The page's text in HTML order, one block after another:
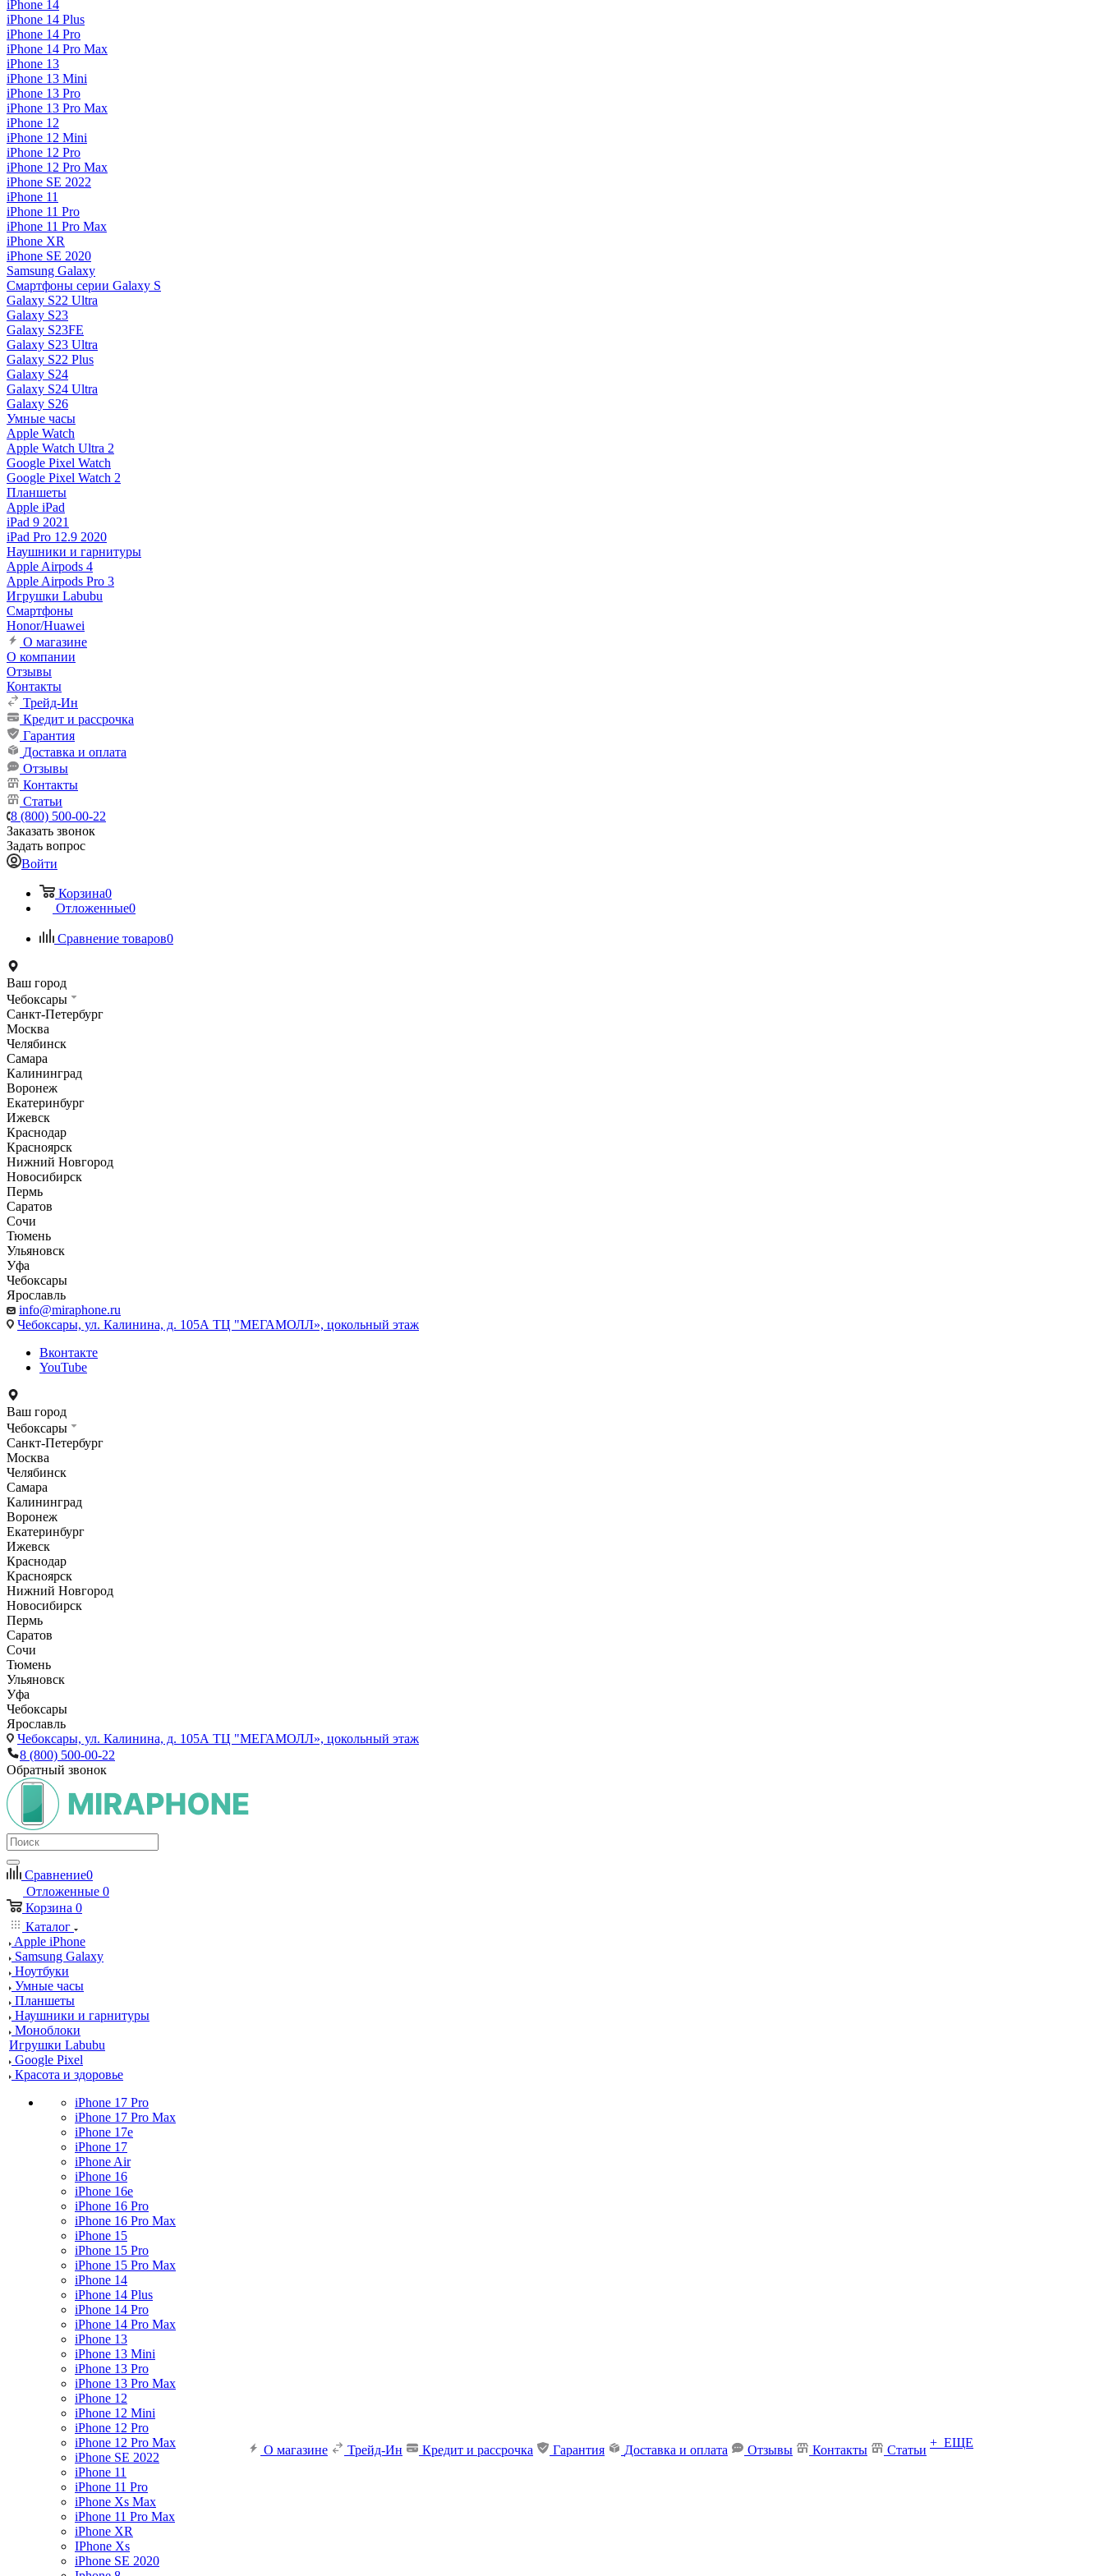
iPhone 14
iPhone 14 Plus
iPhone 14 Pro
iPhone 14 Pro Max
iPhone 13
iPhone 13 Mini
iPhone 13 Pro
iPhone 13 Pro Max
iPhone 12
iPhone 12 Mini
iPhone 12 Pro
iPhone 12 Pro Max
iPhone SE 2022
iPhone 11
iPhone 11 Pro
iPhone 11 Pro Max
iPhone XR
iPhone SE 2020
Samsung Galaxy
Смартфоны серии Galaxy S
Galaxy S22 Ultra
Galaxy S23
Galaxy S23FE
Galaxy S23 Ultra
Galaxy S22 Plus
Galaxy S24
Galaxy S24 Ultra
Galaxy S26
Умные часы
Apple Watch
Apple Watch Ultra 2
Google Pixel Watch
Google Pixel Watch 2
Планшеты
Apple iPad
iPad 9 2021
iPad Pro 12.9 2020
Наушники и гарнитуры
Apple Airpods 4
Apple Airpods Pro 3
Игрушки Labubu
Смартфоны
Honor/Huawei
О магазине
О компании
Отзывы
Контакты
Трейд-Ин
Кредит и рассрочка
Гарантия
Доставка и оплата
Отзывы
Контакты
Статьи
8 (800) 500-00-22
Заказать звонок
Задать вопрос
Войти
Корзина0
Отложенные0
Сравнение товаров0
Ваш город
Чебоксары
Санкт-Петербург
Москва
Челябинск
Самара
Калининград
Воронеж
Екатеринбург
Ижевск
Краснодар
Красноярск
Нижний Новгород
Новосибирск
Пермь
Саратов
Сочи
Тюмень
Ульяновск
Уфа
Чебоксары
Ярославль
info@miraphone.ru
Чебоксары, ул. Калинина, д. 105А ТЦ "МЕГАМОЛЛ», цокольный этаж
Вконтакте
YouTube
Ваш город
Чебоксары
Санкт-Петербург
Москва
Челябинск
Самара
Калининград
Воронеж
Екатеринбург
Ижевск
Краснодар
Красноярск
Нижний Новгород
Новосибирск
Пермь
Саратов
Сочи
Тюмень
Ульяновск
Уфа
Чебоксары
Ярославль
Чебоксары, ул. Калинина, д. 105А ТЦ "МЕГАМОЛЛ», цокольный этаж
8 (800) 500-00-22
Обратный звонок
Сравнение0
Отложенные 0
Корзина 0
Каталог
Apple iPhone
Samsung Galaxy
Ноутбуки
Умные часы
Планшеты
Наушники и гарнитуры
Моноблоки
Игрушки Labubu
Google Pixel
Красота и здоровье
iPhone 17 Pro
iPhone 17 Pro Max
iPhone 17e
iPhone 17
iPhone Air
iPhone 16
iPhone 16e
iPhone 16 Pro
iPhone 16 Pro Max
iPhone 15
iPhone 15 Pro
iPhone 15 Pro Max
iPhone 14
iPhone 14 Plus
iPhone 14 Pro
iPhone 14 Pro Max
iPhone 13
iPhone 13 Mini
iPhone 13 Pro
iPhone 13 Pro Max
iPhone 12
iPhone 12 Mini
iPhone 12 Pro
iPhone 12 Pro Max
iPhone SE 2022
iPhone 11
iPhone 11 Pro
iPhone Xs Max
iPhone 11 Pro Max
iPhone XR
IPhone Xs
iPhone SE 2020
О магазине Трейд-Ин Кредит и рассрочка Гарантия Доставка и оплата Отзывы Контакты Статьи
+ ЕЩЕ